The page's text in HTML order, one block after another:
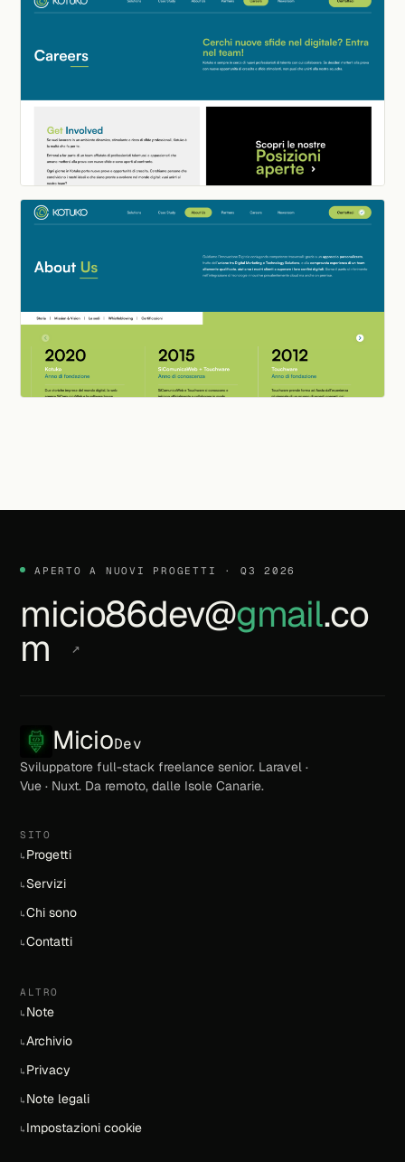
APERTO A NUOVI PROGETTI · Q3 2026
micio86dev@gmail.co
m ↗
MicioDev
Sviluppatore full-stack freelance senior. Laravel ·
Vue · Nuxt. Da remoto, dalle Isole Canarie.
SITO
↳ Progetti
↳ Servizi
↳Chi sono
↳Contatti
ALTRO
↳ Note
↳Archivio
↳ Privacy
↳ Note legali
↳ Impostazioni cookie